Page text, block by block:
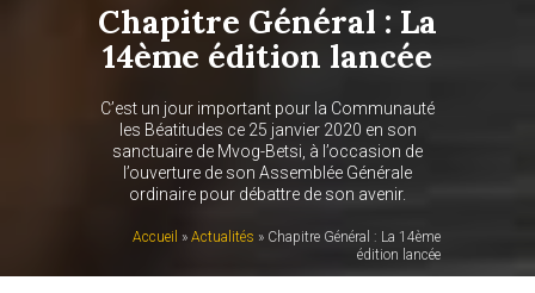
Chapitre Général : La
14ème édition lancée
C’est un jour important pour la Communauté
les Béatitudes ce 25 janvier 2020 en son
sanctuaire de Mvog-Betsi, à l’occasion de
l’ouverture de son Assemblée Générale
ordinaire pour débattre de son avenir.
Accueil » Actualités » Chapitre Général : La 14ème
édition lancée